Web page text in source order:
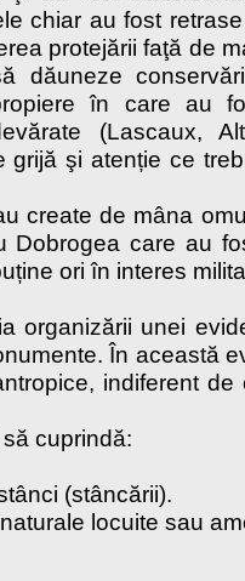
chiar au fost
protejării faţă de
dăuneze
în care au
(Lascaux,
grijă şi atenție ce
create de mâna
Dobrogea care au
ori în interes
unei
În această
indiferent
cuprindă:
(stâncării).
locuite sau